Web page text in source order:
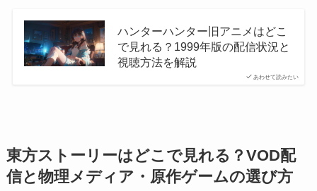
あわせて読みたい
ハンターハンター旧アニメはどこ
で見れる？1999年版の配信状況と
視聴方法を解説
東方ストーリーはどこで見れる？VOD配
信と物理メディア・原作ゲームの選び方